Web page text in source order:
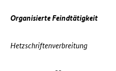
Organisierte Feindtätigkeit
Hetzschriftenverbreitung